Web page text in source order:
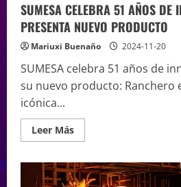
SUMESA CELEBRA 51 AÑOS DE
PRESENTA NUEVO PRODUCTO
Mariuxi Buenaño 2024-11-20
SUMESA celebra 51 años de
su nuevo producto: Ranchero
icónica...
Leer Más